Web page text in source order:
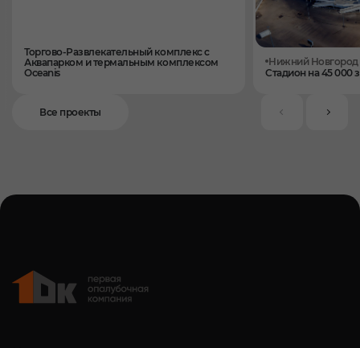
Все проекты
Торгово-Развлекательный комплекс с
Аквапарком и термальным комплексом
Oceanis
Нижний Новгород
Стадион на 45 000